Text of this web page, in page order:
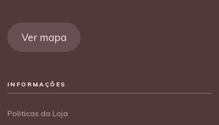
Ver mapa
INFORMAÇÕES
Politicas da Loja